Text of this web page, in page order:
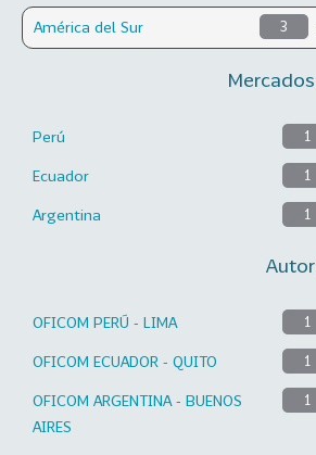
América del Sur 3
Mercados
Perú 1
Ecuador 1
Argentina 1
Autor
OFICOM PERÚ - LIMA 1
OFICOM ECUADOR - QUITO 1
OFICOM ARGENTINA - BUENOS
AIRES
1